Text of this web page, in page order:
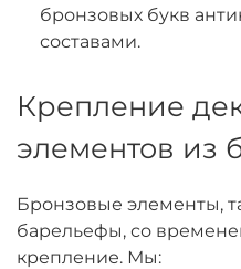
бронзовых букв
составами.
Крепление
элементов из
Бронзовые элементы,
барельефы, со
крепление. Мы: